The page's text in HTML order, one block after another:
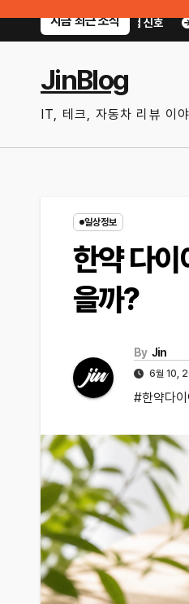
지금 최근 소식
기 쉬운 위험 신호 커넥티드카
JinBlog
IT, 테크, 자동차 리뷰 이
일상정보
한약 다이
을까?
By Jin
6월 10,
#한약다